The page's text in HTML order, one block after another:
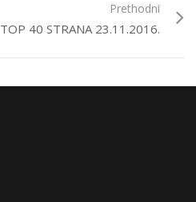
Prethodni
TOP 40 STRANA 23.11.2016.